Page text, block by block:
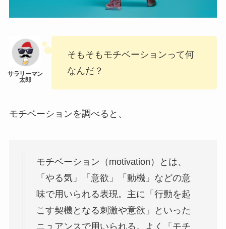
そもそもモチベーションって何
なんだ？
モチベーションを調べると、
モチベーション（motivation）とは、
「やる気」「意欲」「動機」などの意
味で用いられる表現。主に「行動を起
こす契機となる刺激や意欲」といった
ニュアンスで用いられる。よく「モチ